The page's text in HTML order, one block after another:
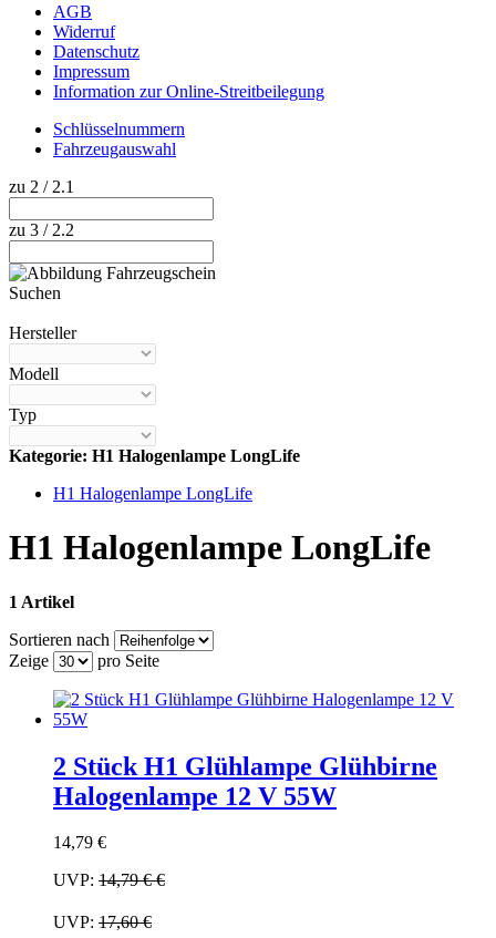
AGB
Widerruf
Datenschutz
Impressum
Information zur Online-Streitbeilegung
Schlüsselnummern
Fahrzeugauswahl
zu 2 / 2.1
zu 3 / 2.2
Suchen
Hersteller
Modell
Typ
Kategorie: H1 Halogenlampe LongLife
H1 Halogenlampe LongLife
H1 Halogenlampe LongLife
1 Artikel
Sortieren nach
Zeige
pro Seite
2 Stück H1 Glühlampe Glühbirne
Halogenlampe 12 V 55W
14,79 €
UVP: 14,79 €€
UVP: 17,60 €